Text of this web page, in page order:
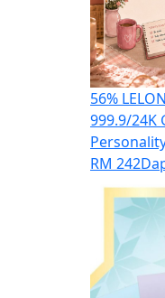
56%
999.9/24K
RM 242